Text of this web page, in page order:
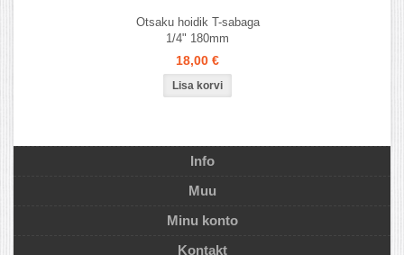
Otsaku hoidik T-sabaga
1/4" 180mm
18,00 €
Info
Muu
Minu konto
Kontakt